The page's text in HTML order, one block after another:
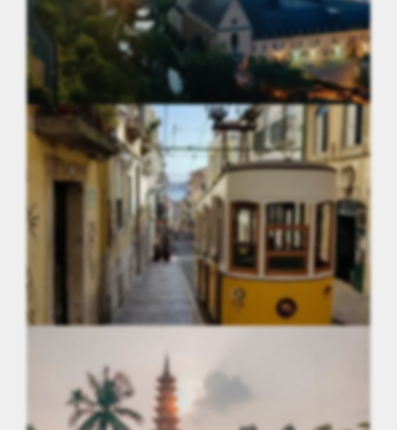
Luxembourg
Portugal